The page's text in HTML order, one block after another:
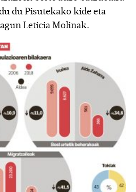
du Pisutekako kide eta
Leticia Molinak.